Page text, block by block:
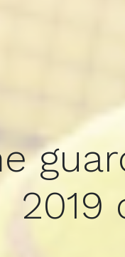
2019